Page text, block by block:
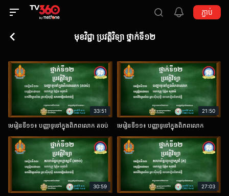
ភ្ជាប់
មុខវិជ្ជា ប្រវត្តិវិទ្យា ថ្នាក់ទី១២
33:51
មេរៀនទី១១៖ បញ្ញាទូទៅក្នុងពិភពលោក តចប់
21:50
មេរៀនទី១១៖ បញ្ញាទូទៅក្នុងពិភពលោក
30:59 27:03